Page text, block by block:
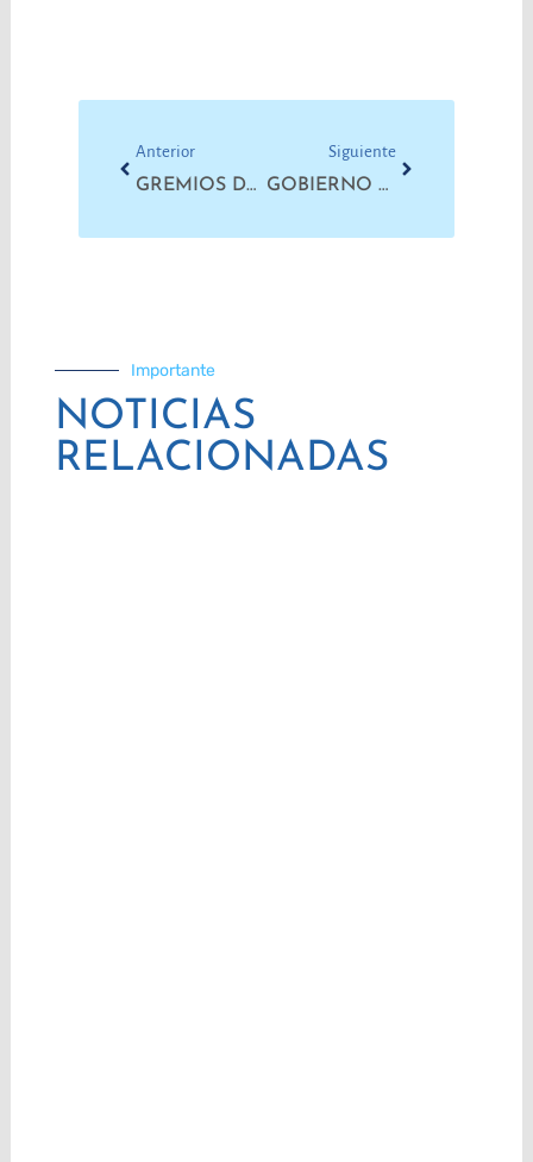
Anterior
GREMIOS DE LA CTAA ROSARIO EN PIE DE LUCHA
Siguiente
GOBIERNO CERRADO, ESTADO PARADO
Importante
NOTICIAS
RELACIONADAS